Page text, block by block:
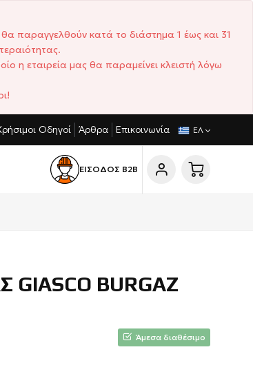
παραγγελθούν κατά το διάστημα 1 έως και 31
η εταιρεία μας θα παραμείνει κλειστή λόγω
ΣΎΝΤΟΜΟΙ ΧΡΌΝΟΙ ΠΑΡΆΔΟΣΗΣ
Οδηγοί Άρθρα Επικοινωνία ΕΛ
ΕΙΣΟΔΟΣ Β2Β
BURGAZ
Άμεσα διαθέσιμο